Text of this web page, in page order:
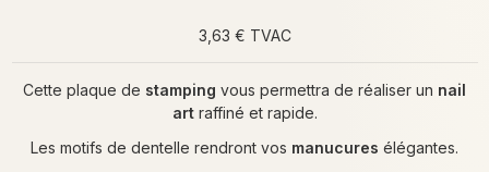
3,63 € TVAC
Cette plaque de stamping vous permettra de réaliser un nail
artraffiné et rapide.
Les motifs de dentelle rendront vos manucures élégantes.